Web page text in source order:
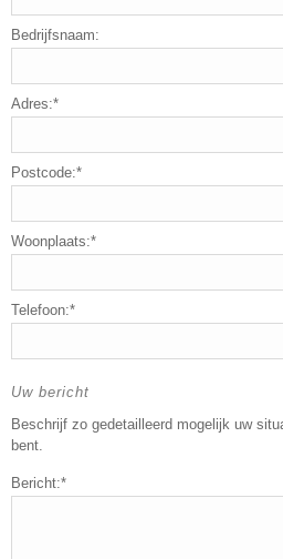
Bedrijfsnaam:
Adres:*
Postcode:*
Woonplaats:*
Telefoon:*
Uw bericht
Beschrijf zo gedetailleerd mogelijk uw
bent.
Bericht:*